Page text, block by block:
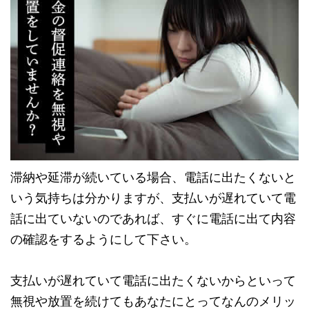
滞納や延滞が続いている場合、電話に出たくないと
いう気持ちは分かりますが、支払いが遅れていて電
話に出ていないのであれば、すぐに電話に出て内容
の確認をするようにして下さい。
支払いが遅れていて電話に出たくないからといって
無視や放置を続けてもあなたにとってなんのメリッ